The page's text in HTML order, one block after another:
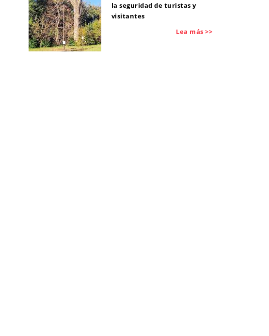
la seguridad de turistas y
visitantes
Lea más >>